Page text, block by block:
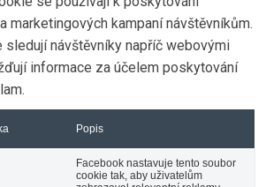
marketingových kampaní návštěvníkům.
sledují návštěvníky napříč webovými
informace za účelem poskytování
Popis
Facebook nastavuje tento soubor
cookie tak, aby uživatelům